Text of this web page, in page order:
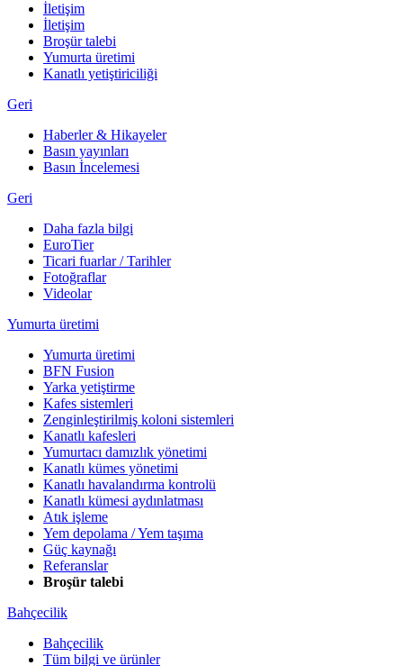
İletişim
İletişim
Broşür talebi
Yumurta üretimi
Kanatlı yetiştiriciliği
Geri
Haberler & Hikayeler
Basın yayınları
Basın İncelemesi
Geri
Daha fazla bilgi
EuroTier
Ticari fuarlar / Tarihler
Fotoğraflar
Videolar
Yumurta üretimi
Yumurta üretimi
BFN Fusion
Yarka yetiştirme
Kafes sistemleri
Zenginleştirilmiş koloni sistemleri
Kanatlı kafesleri
Yumurtacı damızlık yönetimi
Kanatlı kümes yönetimi
Kanatlı havalandırma kontrolü
Kanatlı kümesi aydınlatması
Atık işleme
Yem depolama / Yem taşıma
Güç kaynağı
Referanslar
Broşür talebi
Bahçecilik
Bahçecilik
Tüm bilgi ve ürünler